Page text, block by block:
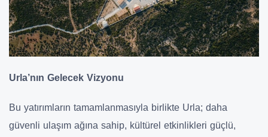
Urla’nın Gelecek Vizyonu
Bu yatırımların tamamlanmasıyla birlikte Urla; daha
güvenli ulaşım ağına sahip, kültürel etkinlikleri güçlü,